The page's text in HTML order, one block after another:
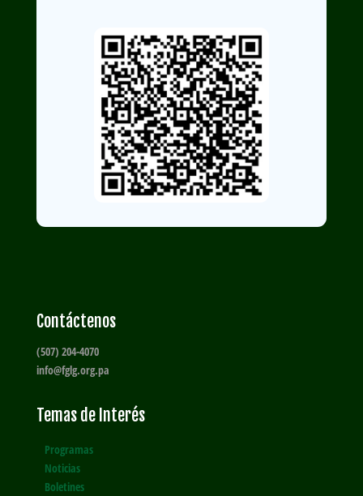
Contáctenos
(507) 204-4070
info@fglg.org.pa
Temas de Interés
Programas
Noticias
Boletines